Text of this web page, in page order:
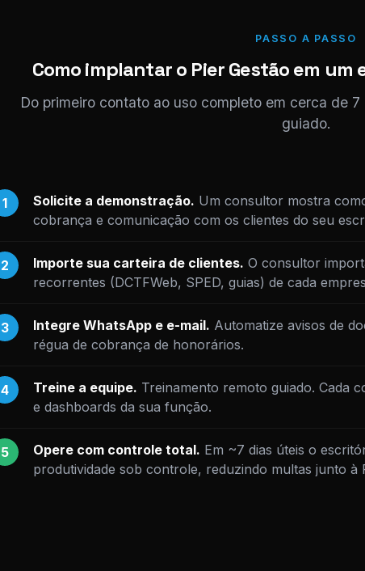
PASSO A PASSO
Como implantar o Pier Gestão em
Do primeiro contato ao uso completo em cerca de
guiado.
1 Solicite a demonstração. Um consultor mostra
cobrança e comunicação com os clientes do seu
2 Importe sua carteira de clientes. O consultor
recorrentes (DCTFWeb, SPED, guias) de cada
3 Integre WhatsApp e e-mail. Automatize avisos de
régua de cobrança de honorários.
4 Treine a equipe. Treinamento remoto guiado. Cada
e dashboards da sua função.
5 Opere com controle total. Em ~7 dias úteis o
produtividade sob controle, reduzindo multas junto à